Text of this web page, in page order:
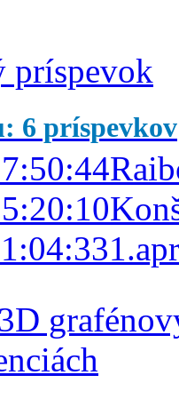
príspevok
6 príspevkov